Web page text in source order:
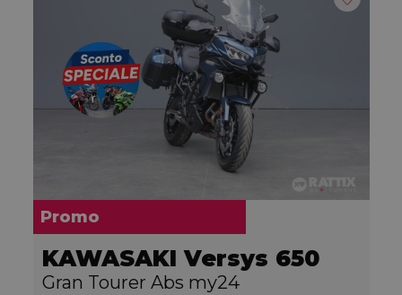
Promo
KAWASAKI Versys 650
Gran Tourer Abs my24